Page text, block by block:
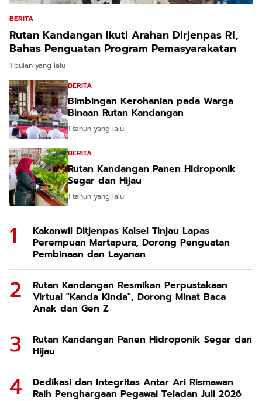
BERITA
Rutan Kandangan Ikuti Arahan Dirjenpas RI,
Bahas Penguatan Program Pemasyarakatan
1 bulan yang lalu
BERITA
Bimbingan Kerohanian pada Warga
Binaan Rutan Kandangan
1 tahun yang lalu
BERITA
Rutan Kandangan Panen Hidroponik
Segar dan Hijau
1 tahun yang lalu
Kakanwil Ditjenpas Kalsel Tinjau Lapas
Perempuan Martapura, Dorong Penguatan
Pembinaan dan Layanan
Rutan Kandangan Resmikan Perpustakaan
Virtual "Kanda Kinda", Dorong Minat Baca
Anak dan Gen Z
Rutan Kandangan Panen Hidroponik Segar dan
Hijau
Dedikasi dan Integritas Antar Ari Rismawan
Raih Penghargaan Pegawai Teladan Juli 2026